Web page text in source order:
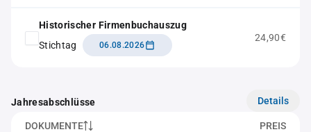
Historischer Firmenbuchauszug
Stichtag
06.08.2026
24,90€
Jahresabschlüsse Details
DOKUMENTE PREIS